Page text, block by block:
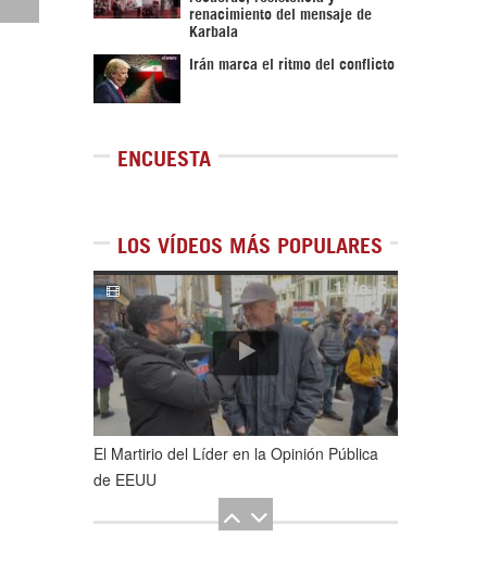
renacimiento del mensaje de
Karbala
Irán marca el ritmo del conflicto
ENCUESTA
LOS VÍDEOS MÁS POPULARES
1de5
El Martirio del Líder en la Opinión Pública
de EEUU